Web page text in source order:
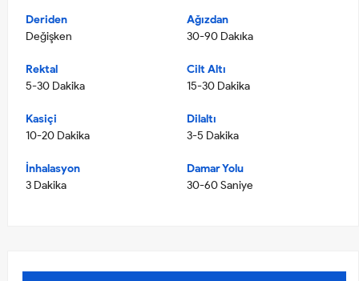
Deriden
Değişken
Ağızdan
30-90 Dakıka
Rektal
5-30 Dakika
Cilt Altı
15-30 Dakika
Kasiçi
10-20 Dakika
Dilaltı
3-5 Dakika
İnhalasyon
3 Dakika
Damar Yolu
30-60 Saniye